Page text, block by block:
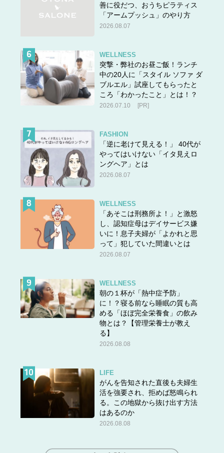
善に役だつ、おうちピラティス
「アームプッシュ」のやり方
2026.08.07
WELLNESS
突撃・弊社のお昼ご飯！ランチ
中の20人に「スタイル ソファ ダ
ブルエル」試座してもらったと
ころ「わかったこと」とは！？
2026.07.10 [PR]
FASHION
「逆に老けて見える！」 40代が
やってはいけない「イタ見えロ
ングヘア」とは
2026.08.07
WELLNESS
「あそこは刑務所よ！」と激怒
し、認知症母はデイサービス嫌
いに！息子夫婦が「よかれと思
って」犯していた間違いとは
2026.08.07
WELLNESS
朝の１杯が「熱中症予防」
に！？寝る前なら睡眠の質も高
める「ほぼ完全栄養食」の飲み
物とは？【管理栄養士が教え
る】
2026.08.08
LIFE
がんを告知された直後も夫婦生
活を強要され、拒めば怒鳴られ
る。この地獄から抜け出す方法
はあるのか
2026.08.08